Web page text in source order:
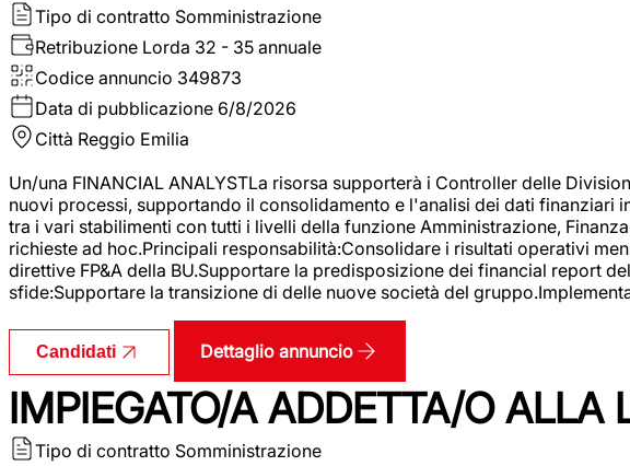
Tipo di contratto Somministrazione
Retribuzione Lorda 32 - 35 annuale
Codice annuncio 349873
Data di pubblicazione 6/8/2026
Città Reggio Emilia
Un/una FINANCIAL ANALYSTLa risorsa supporterà i Controller delle
nuovi processi, supportando il consolidamento e l'analisi dei dati finanziari
tra i vari stabilimenti con tutti i livelli della funzione Amministrazione,
richieste ad hoc.Principali responsabilità:Consolidare i risultati operativi
direttive FP&A della BU.Supportare la predisposizione dei financial report
sfide:Supportare la transizione di delle nuove società del
Candidati Dettaglio annuncio
IMPIEGATO/A ADDETTA/O ALLA
Tipo di contratto Somministrazione